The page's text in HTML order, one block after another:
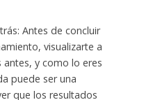
Antes de concluir
visualizarte a
y como lo eres
puede ser una
que los resultados